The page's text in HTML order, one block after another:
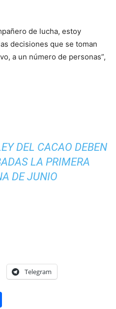
de lucha, estoy
decisiones que se toman
a un número de personas”,
DEL CACAO DEBEN
LA PRIMERA
DE JUNIO
Telegram